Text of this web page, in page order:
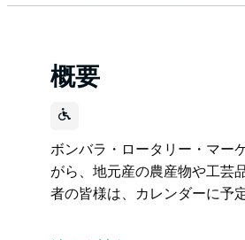
概要
ボンバラ・ロータリー・マー
がら、地元産の農産物や工芸
者の皆様は、カレンダーに予